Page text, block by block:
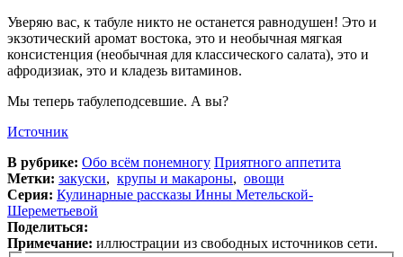
Уверяю вас, к табуле никто не останется равнодушен! Это и
экзотический аромат востока, это и необычная мягкая
консистенция (необычная для классического салата), это и
афродизиак, это и кладезь витаминов.
Мы теперь табулеподсевшие. А вы?
Источник
В рубрике: Обо всём понемногу Приятного аппетита
Метки: закуски, крупы и макароны, овощи
Серия: Кулинарные рассказы Инны Метельской-
Шереметьевой
Поделиться:
Примечание: иллюстрации из свободных источников сети.